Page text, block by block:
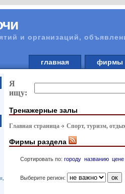
и организаций,
главная
Я
ищу:
Тренажерные залы
Главная страница Спорт, туризм,
Фирмы раздела
Сортировать по: городу названию цене
Выберите регион: